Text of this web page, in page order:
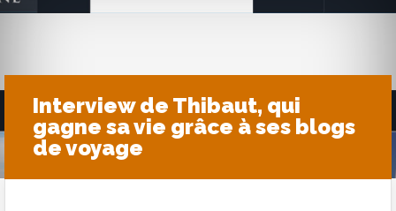
Interview de Thibaut, qui
gagne sa vie grâce à ses blogs
de voyage